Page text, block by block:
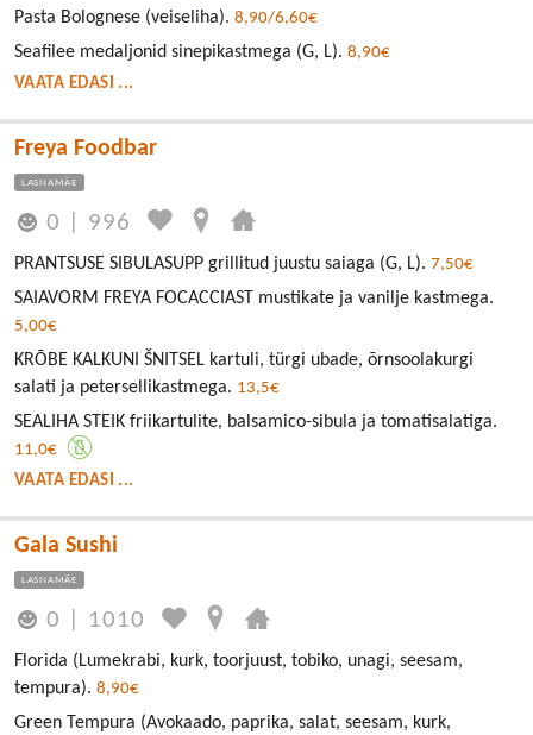
Pasta Bolognese (veiseliha). 8,90/6,60€
Seafilee medaljonid sinepikastmega (G, L). 8,90€
VAATA EDASI ...
Freya Foodbar
LASNAMÄE
0 996
PRANTSUSE SIBULASUPP grillitud juustu saiaga (G, L). 7,50€
SAIAVORM FREYA FOCACCIAST mustikate ja vanilje kastmega.
5,00€
KRÕBE KALKUNI ŠNITSEL kartuli, türgi ubade, õrnsoolakurgi
salati ja petersellikastmega. 13,5€
SEALIHA STEIK friikartulite, balsamico-sibula ja tomatisalatiga.
11,0€
VAATA EDASI ...
Gala Sushi
LASNAMÄE
0 1010
Florida (Lumekrabi, kurk, toorjuust, tobiko, unagi, seesam,
tempura). 8,90€
Green Tempura (Avokaado, paprika, salat, seesam, kurk,